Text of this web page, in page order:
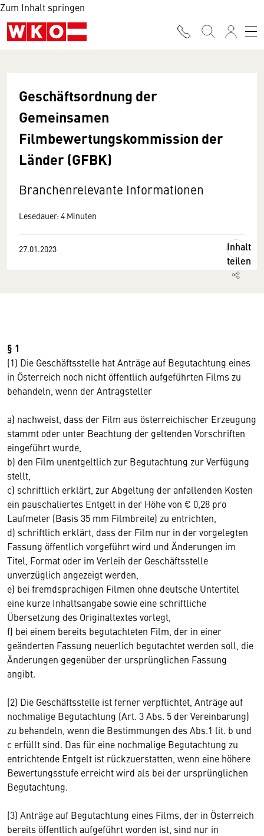
Zum Inhalt springen
Geschäftsordnung der
Gemeinsamen
Filmbewertungskommission der
Länder (GFBK)
Branchenrelevante Informationen
Lesedauer: 4 Minuten
27.01.2023
Inhalt
teilen
§ 1
(1) Die Geschäftsstelle hat Anträge auf Begutachtung eines
in Österreich noch nicht öffentlich aufgeführten Films zu
behandeln, wenn der Antragsteller
a) nachweist, dass der Film aus österreichischer Erzeugung
stammt oder unter Beachtung der geltenden Vorschriften
eingeführt wurde,
b) den Film unentgeltlich zur Begutachtung zur Verfügung
stellt,
c) schriftlich erklärt, zur Abgeltung der anfallenden Kosten
ein pauschaliertes Entgelt in der Höhe von € 0,28 pro
Laufmeter (Basis 35 mm Filmbreite) zu entrichten,
d) schriftlich erklärt, dass der Film nur in der vorgelegten
Fassung öffentlich vorgeführt wird und Änderungen im
Titel, Format oder im Verleih der Geschäftsstelle
unverzüglich angezeigt werden,
e) bei fremdsprachigen Filmen ohne deutsche Untertitel
eine kurze Inhaltsangabe sowie eine schriftliche
Übersetzung des Originaltextes vorlegt,
f) bei einem bereits begutachteten Film, der in einer
geänderten Fassung neuerlich begutachtet werden soll, die
Änderungen gegenüber der ursprünglichen Fassung
angibt.
(2) Die Geschäftsstelle ist ferner verpflichtet, Anträge auf
nochmalige Begutachtung (Art. 3 Abs. 5 der Vereinbarung)
zu behandeln, wenn die Bestimmungen des Abs.1 lit. b und
c erfüllt sind. Das für eine nochmalige Begutachtung zu
entrichtende Entgelt ist rückzuerstatten, wenn eine höhere
Bewertungsstufe erreicht wird als bei der ursprünglichen
Begutachtung.
(3) Anträge auf Begutachtung eines Films, der in Österreich
bereits öffentlich aufgeführt worden ist, sind nur in